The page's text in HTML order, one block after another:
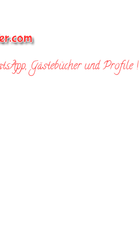
Gästebücher und Profile !